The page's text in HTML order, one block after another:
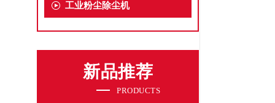
工业粉尘除尘机
新品推荐
PRODUCTS